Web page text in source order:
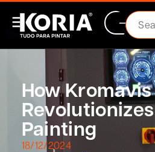
How Kromavis
Painting
18/12/2024